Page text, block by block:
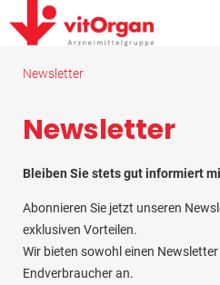
Newsletter
Newsletter
Bleiben Sie stets gut informiert
Abonnieren Sie jetzt unseren
exklusiven Vorteilen.
Wir bieten sowohl einen
Endverbraucher an.